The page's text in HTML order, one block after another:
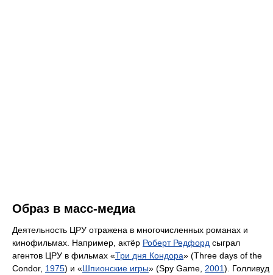
Образ в масс-медиа
Деятельность ЦРУ отражена в многочисленных романах и
кинофильмах. Например, актёр Роберт Редфорд сыграл
агентов ЦРУ в фильмах «Три дня Кондора» (Three days of the
Condor, 1975) и «Шпионские игры» (Spy Game, 2001). Голливуд